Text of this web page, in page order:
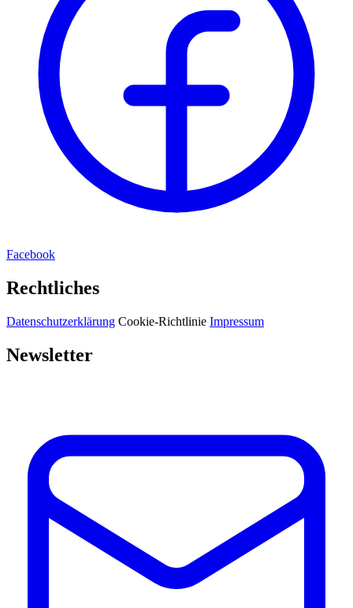
Facebook
Rechtliches
Datenschutzerklärung Cookie-Richtlinie Impressum
Newsletter